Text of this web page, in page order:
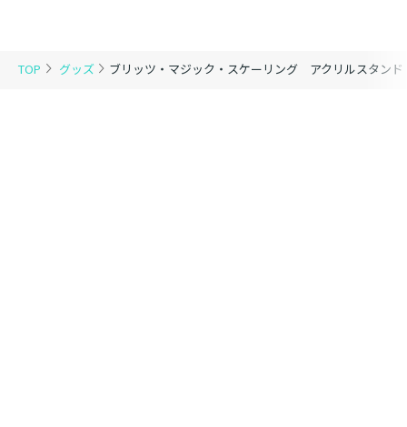
TOP グッズ ブリッツ・マジック・スケーリング アクリルスタン